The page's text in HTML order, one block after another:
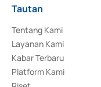
Tautan
Tentang Kami
Layanan Kami
Kabar Terbaru
Platform Kami